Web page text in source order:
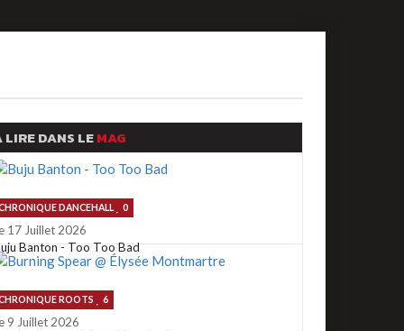
LIRE DANS LEMAG
DANCEHALL 0
17 Juillet 2026
Banton - Too Too Bad
ROOTS 6
9 Juillet 2026